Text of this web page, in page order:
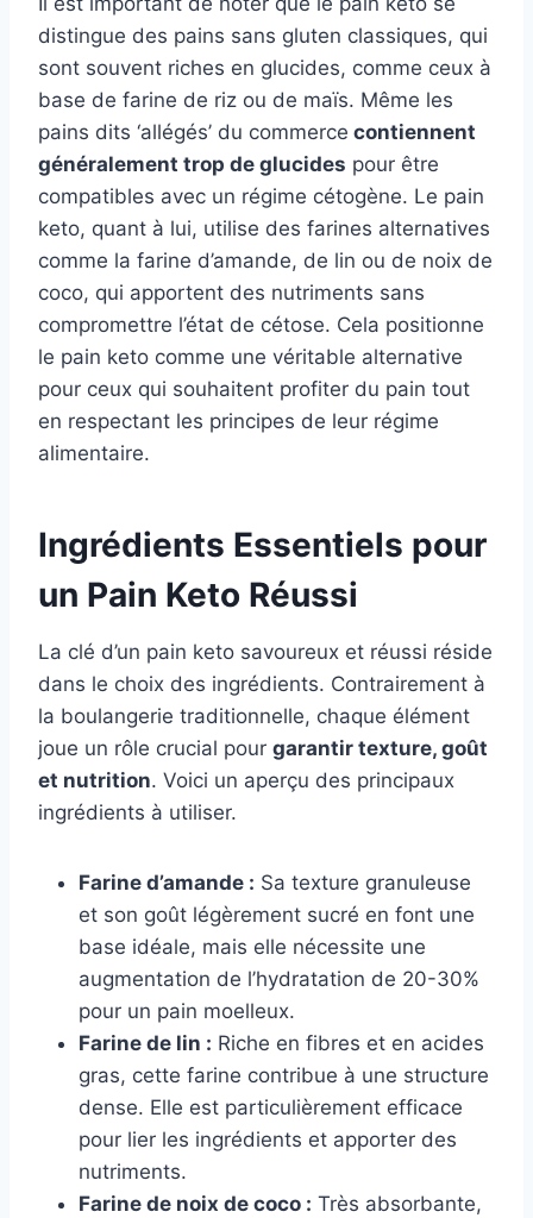
distingue des pains sans gluten classiques, qui
sont souvent riches en glucides, comme ceux à
base de farine de riz ou de maïs. Même les
pains dits ‘allégés’ du commerce contiennent
généralement trop de glucides pour être
compatibles avec un régime cétogène. Le pain
keto, quant à lui, utilise des farines alternatives
comme la farine d’amande, de lin ou de noix de
coco, qui apportent des nutriments sans
compromettre l’état de cétose. Cela positionne
le pain keto comme une véritable alternative
pour ceux qui souhaitent profiter du pain tout
en respectant les principes de leur régime
alimentaire.
Ingrédients Essentiels pour
un Pain Keto Réussi
La clé d’un pain keto savoureux et réussi réside
dans le choix des ingrédients. Contrairement à
la boulangerie traditionnelle, chaque élément
joue un rôle crucial pour garantir texture, goût
et nutrition. Voici un aperçu des principaux
ingrédients à utiliser.
Farine d’amande : Sa texture granuleuse
et son goût légèrement sucré en font une
base idéale, mais elle nécessite une
augmentation de l’hydratation de 20-30%
pour un pain moelleux.
Farine de lin : Riche en fibres et en acides
gras, cette farine contribue à une structure
dense. Elle est particulièrement efficace
pour lier les ingrédients et apporter des
nutriments.
Farine de noix de coco : Très absorbante,